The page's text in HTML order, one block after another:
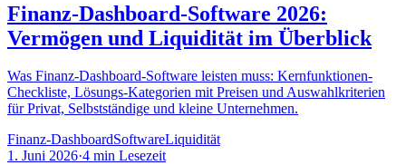
Finanz-Dashboard-Software 2026:
Vermögen und Liquidität im Überblick
Was Finanz-Dashboard-Software leisten muss: Kernfunktionen-
Checkliste, Lösungs-Kategorien mit Preisen und Auswahlkriterien
für Privat, Selbstständige und kleine Unternehmen.
Finanz-DashboardSoftwareLiquidität
1. Juni 2026·4 min Lesezeit